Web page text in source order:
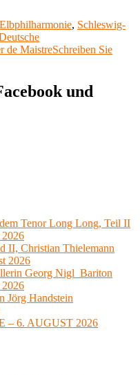
Elbphilharmonie, Schleswig-
de MaistreSchreiben Sie
und
Tenor Long Long, Teil II
2026
II, Christian Thielemann
2026
Georg Nigl Bariton
2026
Jörg Handstein
– 6. AUGUST 2026